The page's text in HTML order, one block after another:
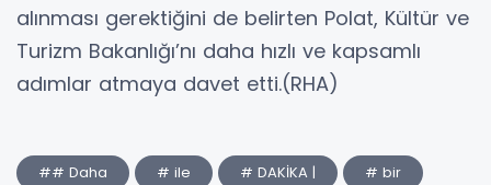
alınması gerektiğini de belirten Polat, Kültür ve
Turizm Bakanlığı’nı daha hızlı ve kapsamlı
adımlar atmaya davet etti.(RHA)
## Daha # ile # DAKİKA |
# bir